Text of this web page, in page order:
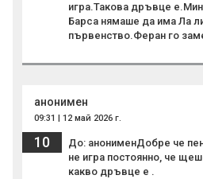
игра.Такова дръвце
Барса нямаше да има Ла
първенство.Феран го
анонимен
09:31 | 12 май 2026 г.
10
До: анонименДобре че
не игра постоянно, че
какво дръвце е .